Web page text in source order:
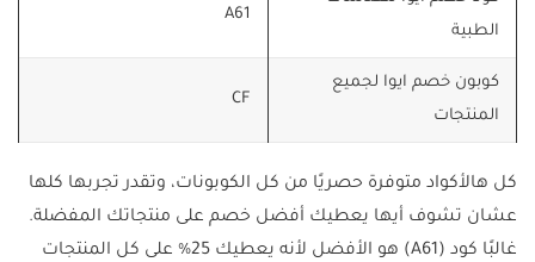
الطبية
A61
كوبون خصم ايوا لجميع
المنتجات
CF
كل هالأكواد متوفرة حصريًا من كل الكوبونات، وتقدر تجربها كلها
عشان تشوف أيها يعطيك أفضل خصم على منتجاتك المفضلة.
غالبًا كود (A61) هو الأفضل لأنه يعطيك 25% على كل المنتجات